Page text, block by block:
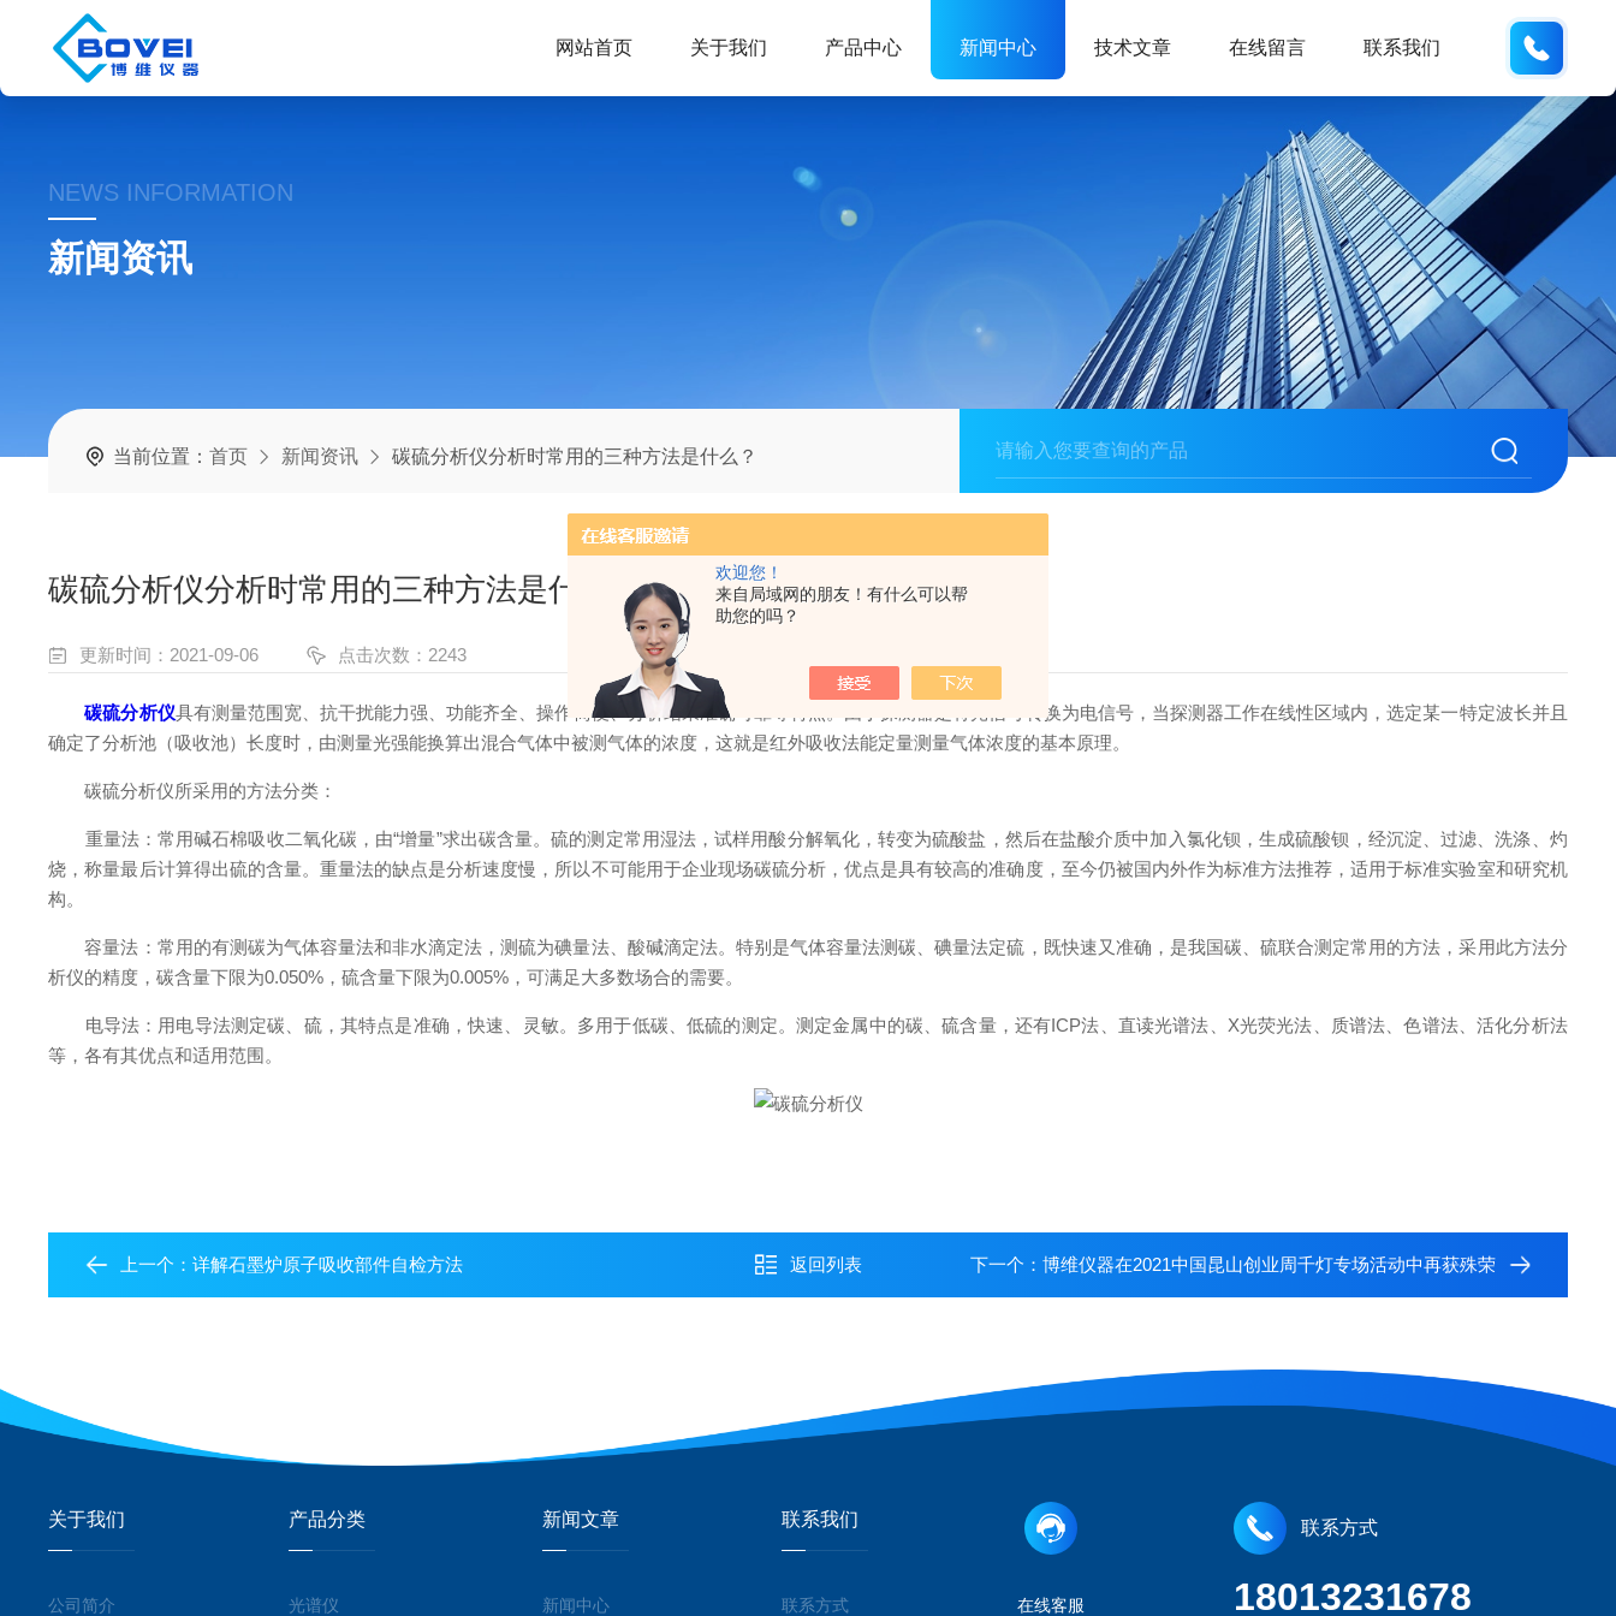
欢迎您！
来自局域网的朋友！有什么可以帮
助您的吗？
网站首页 关于我们 产品中心 新闻中心 技术文章 在线留言 联系我们
NEWS INFORMATION
新闻资讯
当前位置：首页 新闻资讯 碳硫分析仪分析时常用的三种方法是什么？
碳硫分析仪分析时常用的三种方法是什么？
更新时间：2021-09-06 点击次数：2243
碳硫分析仪具有测量范围宽、抗干扰能力强、功能齐全、操作简便、分析结果准确可靠等特点。由于探测器是将光信号转换为电信号，当探测器工作在线性区域内，选定某一特定波长并且
确定了分析池（吸收池）长度时，由测量光强能换算出混合气体中被测气体的浓度，这就是红外吸收法能定量测量气体浓度的基本原理。
碳硫分析仪所采用的方法分类：
重量法：常用碱石棉吸收二氧化碳，由“增量”求出碳含量。硫的测定常用湿法，试样用酸分解氧化，转变为硫酸盐，然后在盐酸介质中加入氯化钡，生成硫酸钡，经沉淀、过滤、洗涤、灼
烧，称量最后计算得出硫的含量。重量法的缺点是分析速度慢，所以不可能用于企业现场碳硫分析，优点是具有较高的准确度，至今仍被国内外作为标准方法推荐，适用于标准实验室和研究机
构。
容量法：常用的有测碳为气体容量法和非水滴定法，测硫为碘量法、酸碱滴定法。特别是气体容量法测碳、碘量法定硫，既快速又准确，是我国碳、硫联合测定常用的方法，采用此方法分
析仪的精度，碳含量下限为0.050%，硫含量下限为0.005%，可满足大多数场合的需要。
电导法：用电导法测定碳、硫，其特点是准确，快速、灵敏。多用于低碳、低硫的测定。测定金属中的碳、硫含量，还有ICP法、直读光谱法、X光荧光法、质谱法、色谱法、活化分析法
等，各有其优点和适用范围。
上一个：详解石墨炉原子吸收部件自检方法 返回列表 下一个： 博维仪器在2021中国昆山创业周千灯专场活动中再获殊荣
关于我们
公司简介
产品分类
光谱仪
新闻文章
新闻中心
联系我们
联系方式 在线客服
联系方式
18013231678